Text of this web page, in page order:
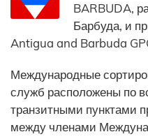
BARBUDA,
Барбуда, и
Antigua and Barbuda
Международные
служб расположены по
транзитными пунктами
между членами